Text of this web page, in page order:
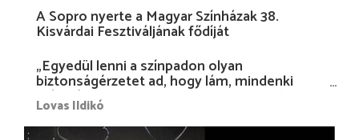
A Sopro nyerte a Magyar Színházak 38.
Kisvárdai Fesztiváljának fődíját
„Egyedül lenni a színpadon olyan
biztonságérzetet ad, hogy lám, mindenki
más nélkül is megvagyok magammal…”
Lovas Ildikó